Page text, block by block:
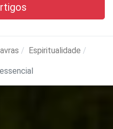
Espiritualidade